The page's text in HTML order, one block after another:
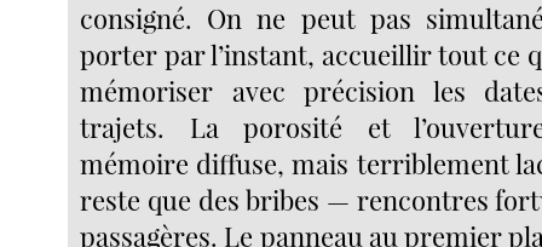
consigné. On ne peut pas
porter par l’instant, accueillir tout ce
mémoriser avec précision les
trajets. La porosité et
mémoire diffuse, mais terriblement
reste que des bribes — rencontres
passagères. Le panneau au premier